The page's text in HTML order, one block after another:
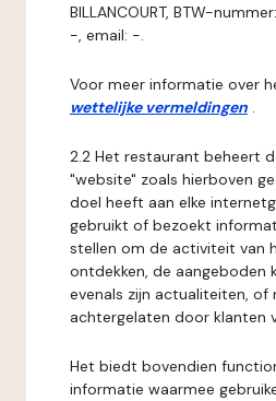
BILLANCOURT, BTW-
-, email: -.
Voor meer informatie over
wettelijke vermeldingen .
2.2 Het restaurant beheert
"website" zoals hierboven
doel heeft aan elke
gebruikt of bezoekt
stellen om de activiteit van
ontdekken, de aangeboden
evenals zijn actualiteiten, of
achtergelaten door klanten
Het biedt bovendien
informatie waarmee